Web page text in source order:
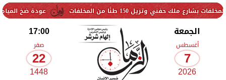
عودة ضخ المياه تدريجيًا 150 طنًا من المخلفات
الجمعة
أغسطس
7
2026
17:00
صفر
22
1448